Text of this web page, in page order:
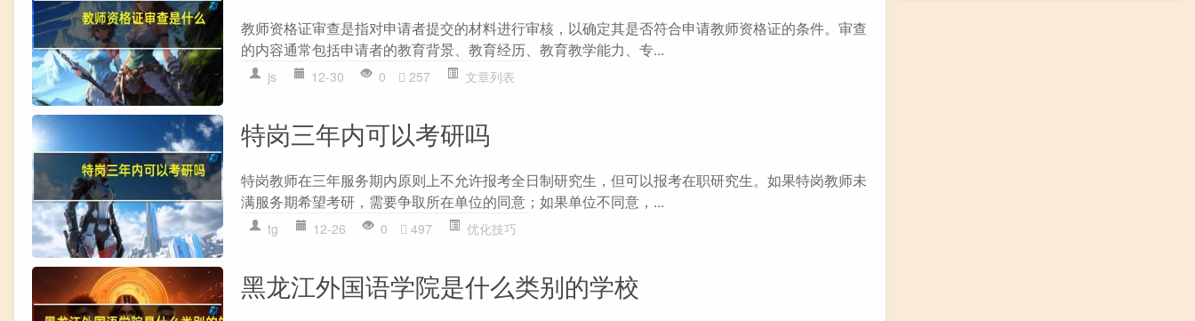
教师资格证审查是指对申请者提交的材料进行审核，以确定其是否符合申请教师资格证的条件。审查
的内容通常包括申请者的教育背景、教育经历、教育教学能力、专...
js 12-30 0 257 文章列表
特岗三年内可以考研吗
特岗教师在三年服务期内原则上不允许报考全日制研究生，但可以报考在职研究生。如果特岗教师未
满服务期希望考研，需要争取所在单位的同意；如果单位不同意，...
tg 12-26 0 497 优化技巧
黑龙江外国语学院是什么类别的学校